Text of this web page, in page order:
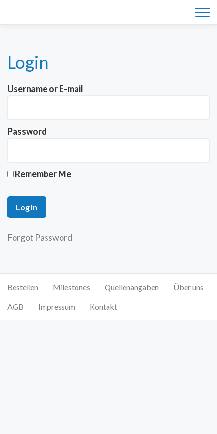
Login
Username or E-mail
Password
Remember Me
Forgot Password
Bestellen Milestones Quellenangaben Über uns
AGB Impressum Kontakt